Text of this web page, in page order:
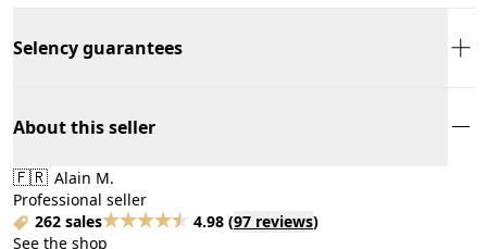
Selency guarantees
About this seller
🇫🇷 Alain M.
Professional seller
262 sales
4.98 (97 reviews)
See the shop